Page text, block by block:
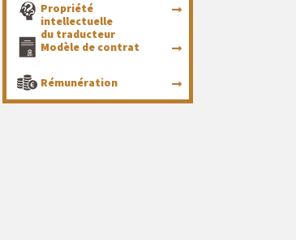
Propriété
intellectuelle
du traducteur
Modèle de contrat
Rémunération